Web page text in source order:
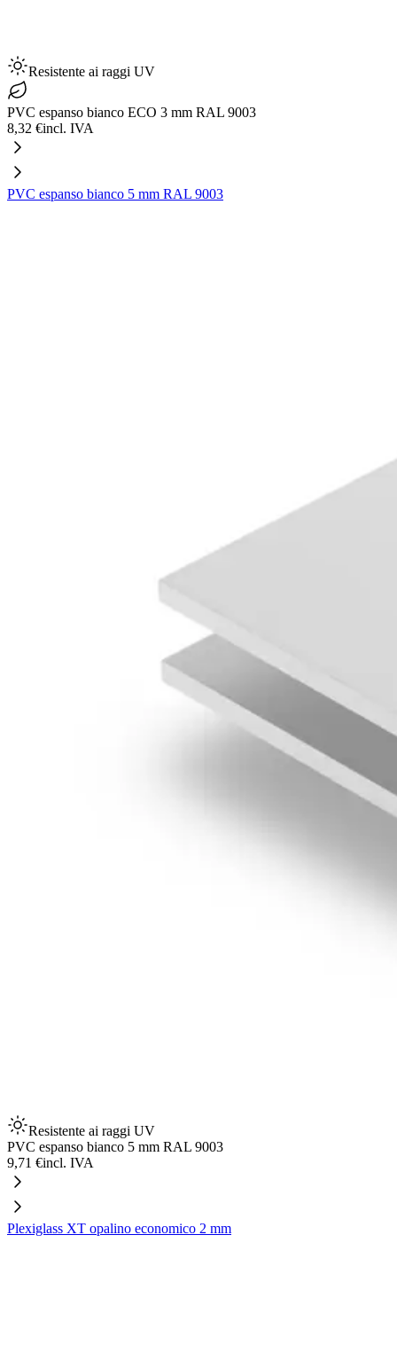
Resistente ai raggi UV
PVC espanso bianco ECO 3 mm RAL 9003
8,32 €incl. IVA
PVC espanso bianco 5 mm RAL 9003
Resistente ai raggi UV
PVC espanso bianco 5 mm RAL 9003
9,71 €incl. IVA
Plexiglass XT opalino economico 2 mm